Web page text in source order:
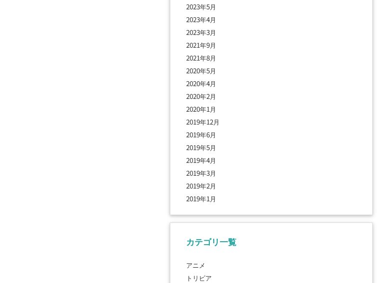
2023年5月
2023年4月
2023年3月
2021年9月
2021年8月
2020年5月
2020年4月
2020年2月
2020年1月
2019年12月
2019年6月
2019年5月
2019年4月
2019年3月
2019年2月
2019年1月
カテゴリ一覧
アニメ
トリビア